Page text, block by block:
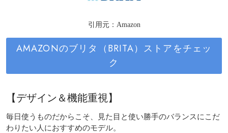
引用元：Amazon
AMAZONのブリタ（BRITA）ストアをチェッ
ク
【デザイン＆機能重視】
毎日使うものだからこそ、見た目と使い勝手のバランスにこだ
わりたい人におすすめのモデル。